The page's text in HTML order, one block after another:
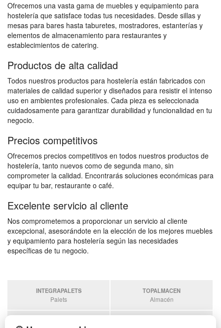
Ofrecemos una vasta gama de muebles y equipamiento para
hostelería que satisface todas tus necesidades. Desde sillas y
mesas para bares hasta taburetes, mostradores, estanterías y
elementos de almacenamiento para restaurantes y
establecimientos de catering.
Productos de alta calidad
Todos nuestros productos para hostelería están fabricados con
materiales de calidad superior y diseñados para resistir el intenso
uso en ambientes profesionales. Cada pieza es seleccionada
cuidadosamente para garantizar durabilidad y funcionalidad en tu
negocio.
Precios competitivos
Ofrecemos precios competitivos en todos nuestros productos de
hostelería, tanto nuevos como de segunda mano, sin
comprometer la calidad. Encontrarás soluciones económicas para
equipar tu bar, restaurante o café.
Excelente servicio al cliente
Nos comprometemos a proporcionar un servicio al cliente
excepcional, asesorándote en la elección de los mejores muebles
y equipamiento para hostelería según las necesidades
específicas de tu negocio.
INTEGRAPALETS
Palets
TOPALMACEN
Almacén